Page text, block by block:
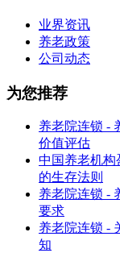
业界资讯
养老政策
公司动态
为您推荐
养老院连锁 -
价值评估
中国养老机构
的生存法则
养老院连锁 -
要求
养老院连锁 -
知